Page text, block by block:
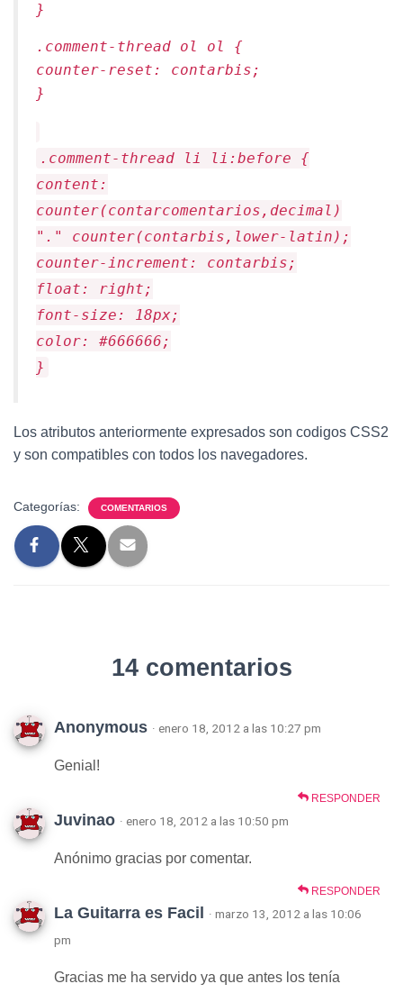
}
.comment-thread ol ol {
counter-reset: contarbis;
}
.comment-thread li li:before {
content:
counter(contarcomentarios,decimal)
"." counter(contarbis,lower-latin);
counter-increment: contarbis;
float: right;
font-size: 18px;
color: #666666;
}
Los atributos anteriormente expresados son codigos CSS2
y son compatibles con todos los navegadores.
Categorías: COMENTARIOS
14 comentarios
Anonymous · enero 18, 2012 a las 10:27 pm
Genial!
RESPONDER
Juvinao · enero 18, 2012 a las 10:50 pm
Anónimo gracias por comentar.
RESPONDER
La Guitarra es Facil
· marzo 13, 2012 a las 10:06
pm
Gracias me ha servido ya que antes los tenía